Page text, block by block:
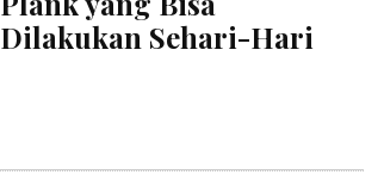
Dilakukan Sehari-Hari